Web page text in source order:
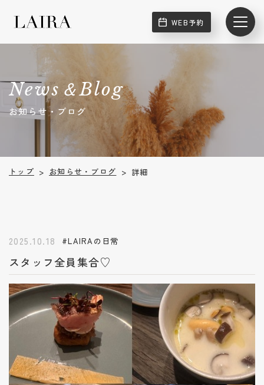
WEB予約
News＆Blog
お知らせ・ブログ
トップ > お知らせ・ブログ > 詳細
2025.10.18 #LAIRAの日常
スタッフ全員集合♡